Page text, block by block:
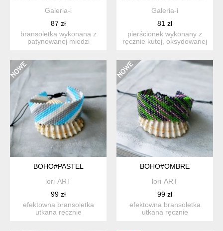
Galeria-i
87 zł
bransoletka wykonana z
patynowanej miedzi
Galeria-i
81 zł
pierścionek wykonany z
ręcznie kutej, oksydowanej
BOHO#PASTEL
lori-ART
99 zł
efektowna bransoletka
utkana ręcznie
BOHO#OMBRE
lori-ART
99 zł
efektowna bransoletka
utkana ręcznie